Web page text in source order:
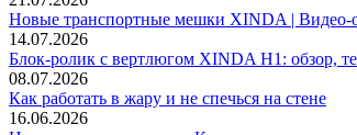
Новые транспортные мешки XINDA | Видео-
14.07.2026
Блок-ролик с вертлюгом XINDA H1: обзор,
08.07.2026
Как работать в жару и не спечься на стене
16.06.2026